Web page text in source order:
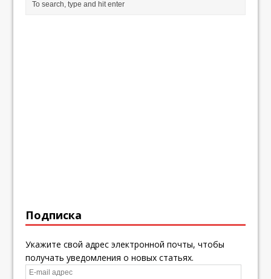
Подписка
Укажите свой адрес электронной почты, чтобы
получать уведомления о новых статьях.
E-